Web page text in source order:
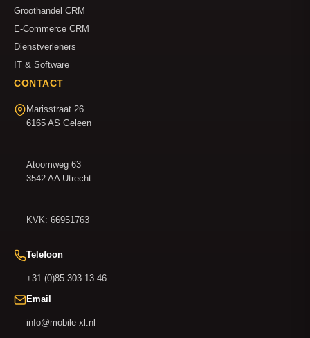
Groothandel CRM
E-Commerce CRM
Dienstverleners
IT & Software
CONTACT
Marisstraat 26
6165 AS Geleen
Atoomweg 63
3542 AA Utrecht
KVK: 66951763
Telefoon
+31 (0)85 303 13 46
Email
info@mobile-xl.nl